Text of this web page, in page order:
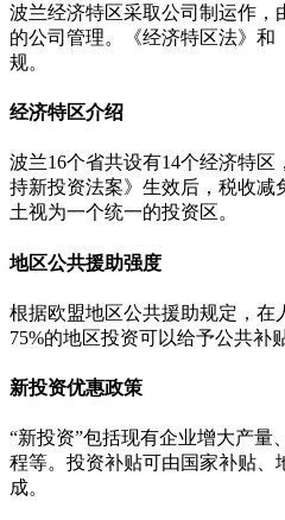
波兰经济特区采取公司制运作，
的公司管理。《经济特区法》
规。
经济特区介绍
波兰16个省共设有14个经济特
持新投资法案》生效后，税收减
土视为一个统一的投资区。
地区公共援助强度
根据欧盟地区公共援助规定，在
75%的地区投资可以给予公共补
新投资优惠政策
“新投资”包括现有企业增大产量
程等。投资补贴可由国家补贴、
成。